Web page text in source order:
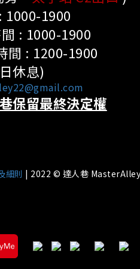
1000-1900
: 1000-1900
間 : 1200-1900
休息)
保留最終決定權
細則 | 2022 © 達人巷 MasterAlley